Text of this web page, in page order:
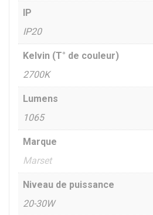
IP
IP20
Kelvin (T° de couleur)
2700K
Lumens
1065
Marque
Marset
Niveau de puissance
20-30W